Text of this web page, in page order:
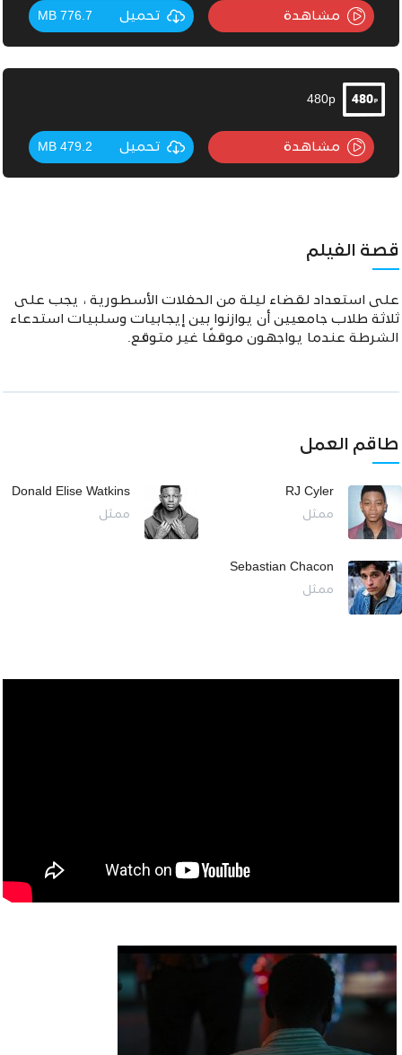
مشاهدة تحميل 776.7 MB
480p
مشاهدة تحميل 479.2 MB
قصة الفيلم
على استعداد لقضاء ليلة من الحفلات الأسطورية ، يجب على
ثلاثة طلاب جامعيين أن يوازنوا بين إيجابيات وسلبيات استدعاء
الشرطة عندما يواجهون موقفًا غير متوقع.
طاقم العمل
RJ Cyler
ممثل
Donald Elise Watkins
ممثل
Sebastian Chacon
ممثل